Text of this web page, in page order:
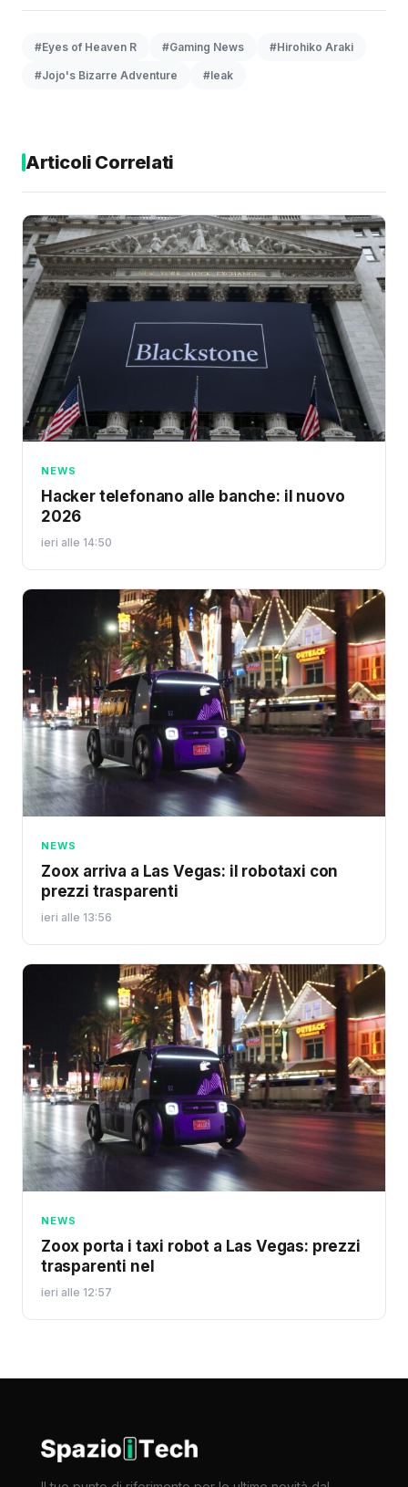
#Eyes of Heaven R #Gaming News #Hirohiko Araki
#Jojo's Bizarre Adventure #leak
Articoli Correlati
NEWS
Hacker telefonano alle banche: il nuovo
2026
ieri alle 14:50
NEWS
Zoox arriva a Las Vegas: il robotaxi con
prezzi trasparenti
ieri alle 13:56
NEWS
Zoox porta i taxi robot a Las Vegas: prezzi
trasparenti nel
ieri alle 12:57